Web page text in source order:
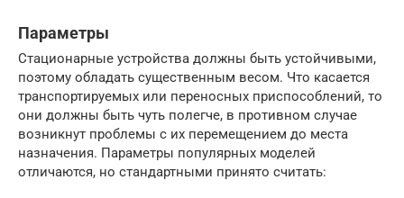
Параметры
Стационарные устройства должны быть устойчивыми,
поэтому обладать существенным весом. Что касается
транспортируемых или переносных приспособлений, то
они должны быть чуть полегче, в противном случае
возникнут проблемы с их перемещением до места
назначения. Параметры популярных моделей
отличаются, но стандартными принято считать: